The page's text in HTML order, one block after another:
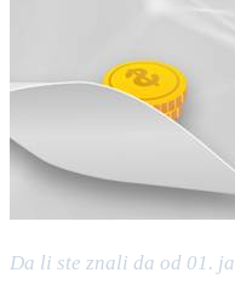
Da li ste znali da od 01.